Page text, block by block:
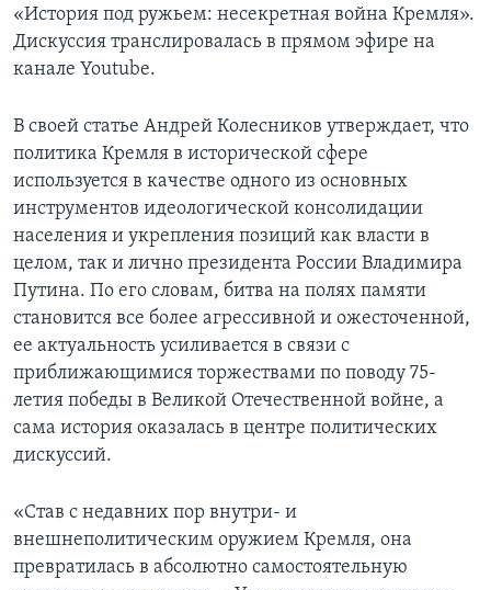
«История под ружьем: несекретная война Кремля».
Дискуссия транслировалась в прямом эфире на
канале Youtube.
В своей статье Андрей Колесников утверждает, что
политика Кремля в исторической сфере
используется в качестве одного из основных
инструментов идеологической консолидации
населения и укрепления позиций как власти в
целом, так и лично президента России Владимира
Путина. По его словам, битва на полях памяти
становится все более агрессивной и ожесточенной,
ее актуальность усиливается в связи с
приближающимися торжествами по поводу 75-
летия победы в Великой Отечественной войне, а
сама история оказалась в центре политических
дискуссий.
«Став с недавних пор внутри- и
внешнеполитическим оружием Кремля, она
превратилась в абсолютно самостоятельную